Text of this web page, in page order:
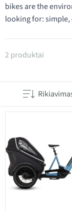
bikes are the
looking for: simple,
Produktai
2 produktai